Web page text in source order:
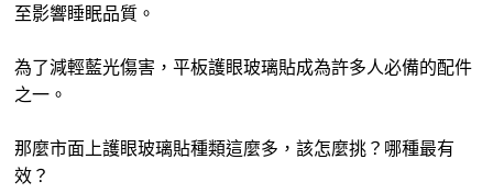
至影響睡眠品質。
為了減輕藍光傷害，平板護眼玻璃貼成為許多人必備的配件
之一。
那麼市面上護眼玻璃貼種類這麼多，該怎麼挑？哪種最有
效？